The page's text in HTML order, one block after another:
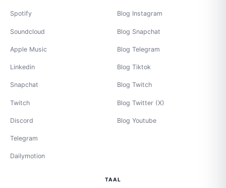
Spotify
Soundcloud
Apple Music
Linkedin
Snapchat
Twitch
Discord
Telegram
Dailymotion
Blog Instagram
Blog Snapchat
Blog Telegram
Blog Tiktok
Blog Twitch
Blog Twitter (X)
Blog Youtube
TAAL